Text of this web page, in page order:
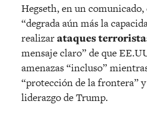
Hegseth, en un
“degrada aún más la
realizarataques
mensaje claro” de que
amenazas “incluso”
“protección de la frontera”
liderazgo de Trump.